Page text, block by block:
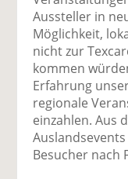
Aussteller in
Möglichkeit,
nicht zur
kommen
Erfahrung
regionale
einzahlen. Aus
Besucher nach